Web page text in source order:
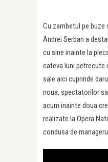
Cu zambetul pe
Andrei Serban a
cu sine inainte la
cateva luni petrecute
sale aici cuprinde
noua, spectatorilor
acum inainte doua
realizate la Opera
condusa de